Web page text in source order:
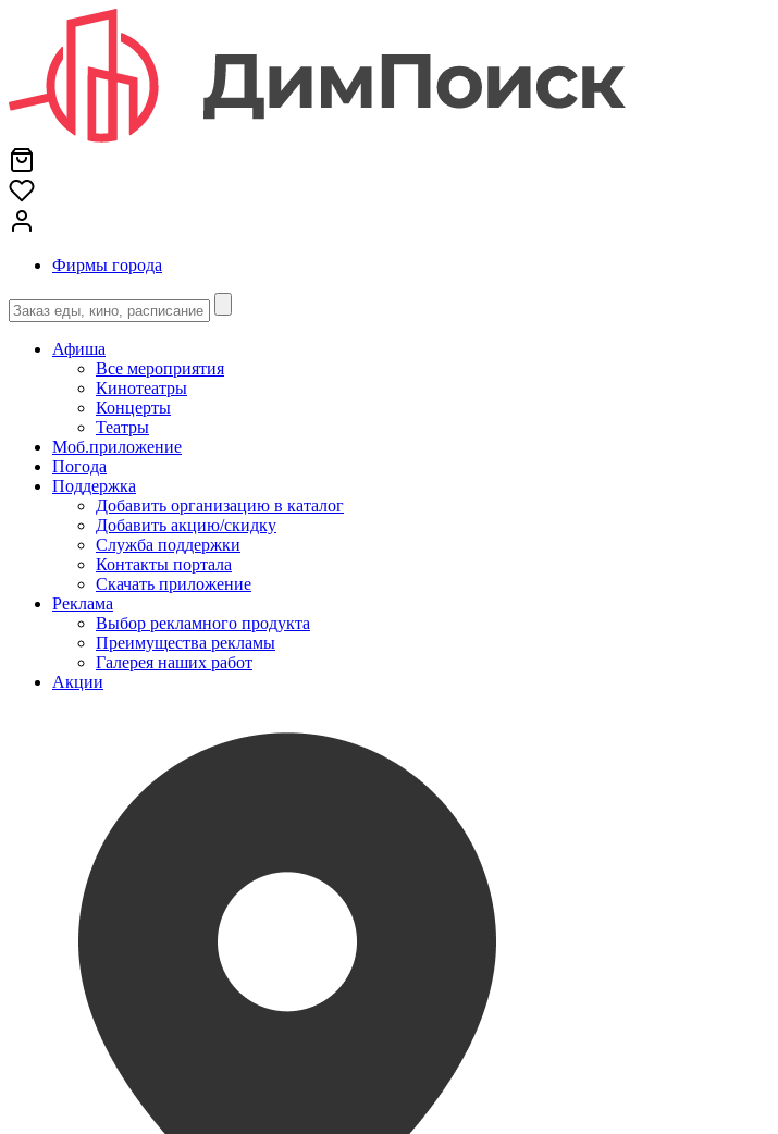
Фирмы города
Афиша
Все мероприятия
Кинотеатры
Концерты
Театры
Моб.приложение
Погода
Поддержка
Добавить организацию в каталог
Добавить акцию/скидку
Служба поддержки
Контакты портала
Скачать приложение
Реклама
Выбор рекламного продукта
Преимущества рекламы
Галерея наших работ
Акции